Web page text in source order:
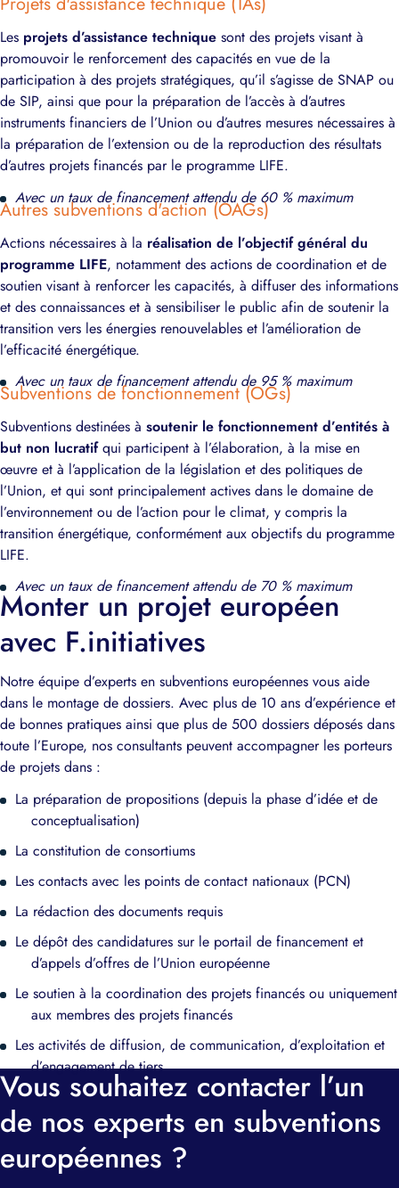
Les projets d’assistance technique sont des projets visant à
promouvoir le renforcement des capacités en vue de la
participation à des projets stratégiques, qu’il s’agisse de SNAP ou
de SIP, ainsi que pour la préparation de l’accès à d’autres
instruments financiers de l’Union ou d’autres mesures nécessaires à
la préparation de l’extension ou de la reproduction des résultats
d’autres projets financés par le programme LIFE.
Avec un taux de financement attendu de 60 % maximum
Autres subventions d'action (OAGs)
Actions nécessaires à la réalisation de l’objectif général du
programme LIFE, notamment des actions de coordination et de
soutien visant à renforcer les capacités, à diffuser des informations
et des connaissances et à sensibiliser le public afin de soutenir la
transition vers les énergies renouvelables et l’amélioration de
l’efficacité énergétique.
Avec un taux de financement attendu de 95 % maximum
Subventions de fonctionnement (OGs)
Subventions destinées à soutenir le fonctionnement d’entités à
but non lucratifqui participent à l’élaboration, à la mise en
œuvre et à l’application de la législation et des politiques de
l’Union, et qui sont principalement actives dans le domaine de
l’environnement ou de l’action pour le climat, y compris la
transition énergétique, conformément aux objectifs du programme
LIFE.
Avec un taux de financement attendu de 70 % maximum
Monter un projet européen
avec F.initiatives
Notre équipe d’experts en subventions européennes vous aide
dans le montage de dossiers. Avec plus de 10 ans d’expérience et
de bonnes pratiques ainsi que plus de 500 dossiers déposés dans
toute l’Europe, nos consultants peuvent accompagner les porteurs
de projets dans :
La préparation de propositions (depuis la phase d’idée et de
conceptualisation)
La constitution de consortiums
Les contacts avec les points de contact nationaux (PCN)
La rédaction des documents requis
Le dépôt des candidatures sur le portail de financement et
d’appels d’offres de l’Union européenne
Le soutien à la coordination des projets financés ou uniquement
aux membres des projets financés
Les activités de diffusion, de communication, d’exploitation et
d’engagement de tiers
Vous souhaitez contacter l’un
de nos experts en subventions
européennes ?